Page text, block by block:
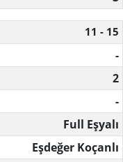
11 - 15
-
2
-
Full Eşyalı
Eşdeğer Koçanlı